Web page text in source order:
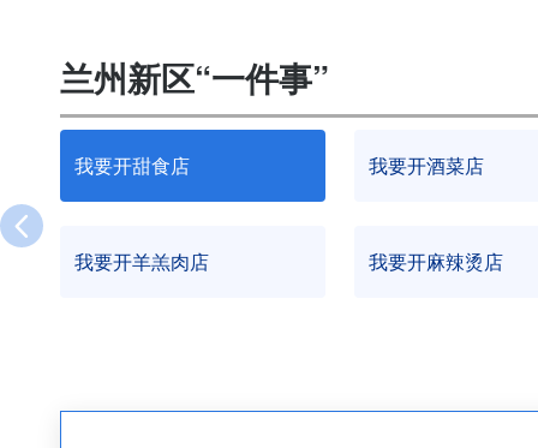
兰州新区“一件事”
我要开甜食店 我要开酒菜店
我要开羊羔肉店 我要开麻辣烫店